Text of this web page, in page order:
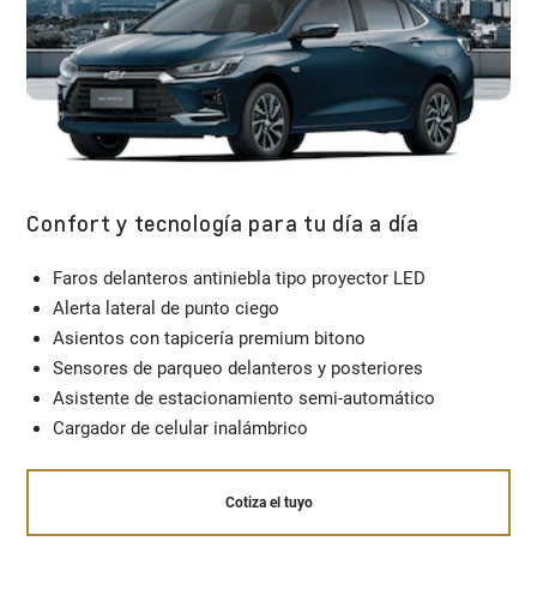
Confort y tecnología para tu día a día
Faros delanteros antiniebla tipo proyector LED
Alerta lateral de punto ciego
Asientos con tapicería premium bitono
Sensores de parqueo delanteros y posteriores
Asistente de estacionamiento semi-automático
Cargador de celular inalámbrico
Cotiza el tuyo